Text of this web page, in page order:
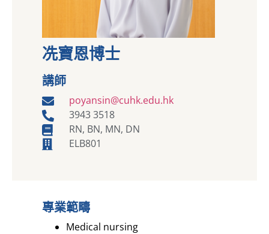
冼寶恩博士
講師
poyansin@cuhk.edu.hk
3943 3518
RN, BN, MN, DN
ELB801
專業範疇
Medical nursing